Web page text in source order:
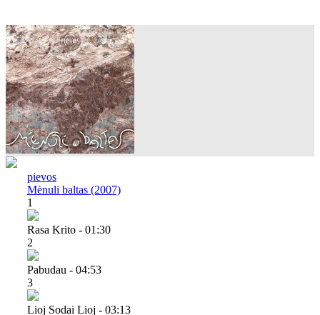
pievos
Mėnuli baltas (2007)
1
Rasa Krito - 01:30
2
Pabudau - 04:53
3
Lioj Sodai Lioj - 03:13